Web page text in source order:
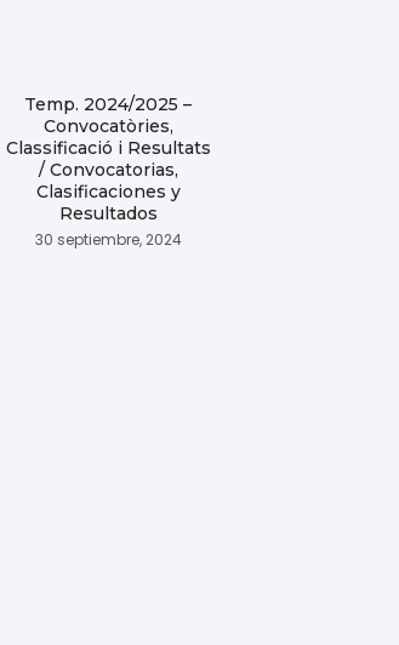
Temp. 2024/2025 –
Convocatòries,
Classificació i Resultats
/ Convocatorias,
Clasificaciones y
Resultados
30 septiembre, 2024